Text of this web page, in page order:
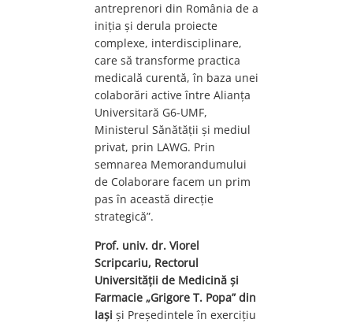
antreprenori din România de a
iniția și derula proiecte
complexe, interdisciplinare,
care să transforme practica
medicală curentă, în baza unei
colaborări active între Alianța
Universitară G6-UMF,
Ministerul Sănătății și mediul
privat, prin LAWG. Prin
semnarea Memorandumului
de Colaborare facem un prim
pas în această direcție
strategică”.
Prof. univ. dr. Viorel
Scripcariu, Rectorul
Universității de Medicină și
Farmacie „Grigore T. Popa” din
Iași și Președintele în exercițiu